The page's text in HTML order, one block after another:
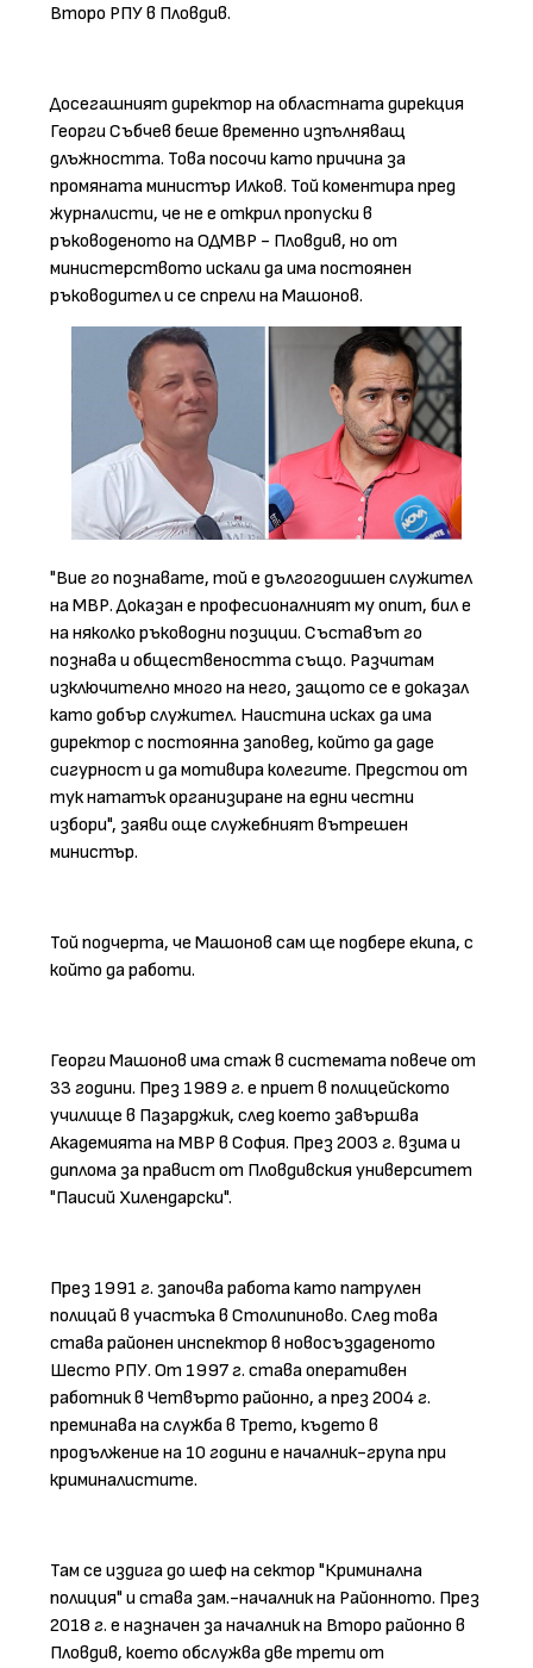
Второ РПУ в Пловдив.
Досегашният директор на областната дирекция
Георги Събчев беше временно изпълняващ
длъжността. Това посочи като причина за
промяната министър Илков. Той коментира пред
журналисти, че не е открил пропуски в
ръководеното на ОДМВР - Пловдив, но от
министерството искали да има постоянен
ръководител и се спрели на Машонов.
"Вие го познавате, той е дългогодишен служител
на МВР. Доказан е професионалният му опит, бил е
на няколко ръководни позиции. Съставът го
познава и обществеността също. Разчитам
изключително много на него, защото се е доказал
като добър служител. Наистина исках да има
директор с постоянна заповед, който да даде
сигурност и да мотивира колегите. Предстои от
тук нататък организиране на едни честни
избори", заяви още служебният вътрешен
министър.
Той подчерта, че Машонов сам ще подбере екипа, с
който да работи.
Георги Машонов има стаж в системата повече от
33 години. През 1989 г. е приет в полицейското
училище в Пазарджик, след което завършва
Академията на МВР в София. През 2003 г. взима и
диплома за правист от Пловдивския университет
"Паисий Хилендарски".
През 1991 г. започва работа като патрулен
полицай в участъка в Столипиново. След това
става районен инспектор в новосъздаденото
Шесто РПУ. От 1997 г. става оперативен
работник в Четвърто районно, а през 2004 г.
преминава на служба в Трето, където в
продължение на 10 години е началник-група при
криминалистите.
Там се издига до шеф на сектор "Криминална
полиция" и става зам.-началник на Районното. През
2018 г. е назначен за началник на Второ районно в
Пловдив, което обслужва две трети от